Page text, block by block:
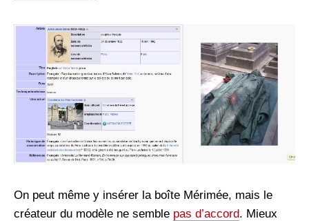
On peut même y insérer la boîte Mérimée, mais le
créateur du modèle ne semble pas d’accord. Mieux